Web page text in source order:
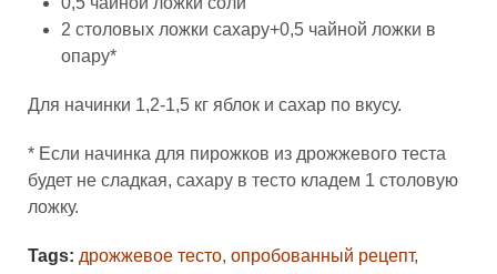
2 столовых ложки сахару+0,5 чайной ложки в
опару*
Для начинки 1,2-1,5 кг яблок и сахар по вкусу.
* Если начинка для пирожков из дрожжевого теста
будет не сладкая, сахару в тесто кладем 1 столовую
ложку.
Tags: дрожжевое тесто, опробованный рецепт,